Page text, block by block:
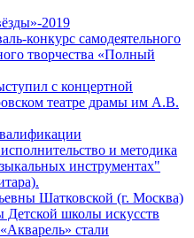
2019
конкурс самодеятельного
творчества «Полный
с концертной
театре драмы им А.В.
и методика
инструментах"
Шатковской (г. Москва)
Детской школы искусств
стали